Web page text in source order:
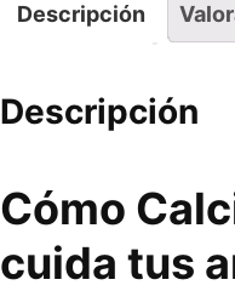
Descripción
Descripción
Cómo
cuida tus